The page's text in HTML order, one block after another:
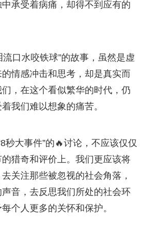
承受着病痛，却得不到应有的
流口水咬铁球”的故事，虽然是虚
情感冲击和思考，却是真实而
，在这个看似繁华的时代，仍
我们难以想象的痛苦。
秒大事件”的🔥讨论，不应该仅仅
猎奇和评价上。我们更应该将
关注那些被忽视的社会角落，
音，去反思我们所处的社会环
个人更多的关怀和保护。